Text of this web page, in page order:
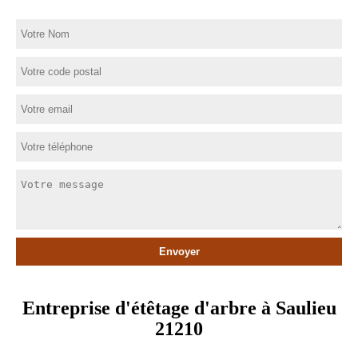
Entreprise d'étêtage d'arbre à Saulieu
21210